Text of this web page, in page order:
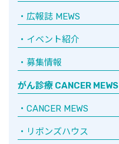
広報誌 MEWS
イベント紹介
募集情報
がん診療 CANCER MEWS
CANCER MEWS
リボンズハウス